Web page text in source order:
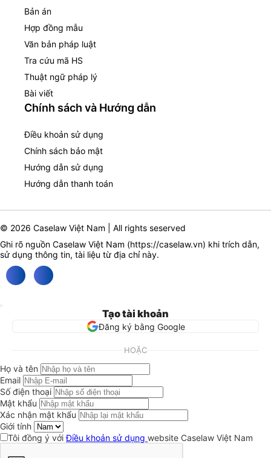
Bản án
Hợp đồng mẫu
Văn bản pháp luật
Tra cứu mã HS
Thuật ngữ pháp lý
Bài viết
Chính sách và Hướng dẫn
Điều khoản sử dụng
Chính sách bảo mật
Hướng dẫn sử dụng
Hướng dẫn thanh toán
© 2026 Caselaw Việt Nam | All rights seserved
Ghi rõ nguồn Caselaw Việt Nam (https://caselaw.vn) khi trích dẫn,
sử dụng thông tin, tài liệu từ địa chỉ này.
Tạo tài khoản
Đăng ký bằng Google
HOẶC
Họ và tên
Email
Số điện thoại
Mật khẩu
Xác nhận mật khẩu
Giới tính
Tôi đồng ý vớiĐiều khoản sử dụng website Caselaw Việt Nam